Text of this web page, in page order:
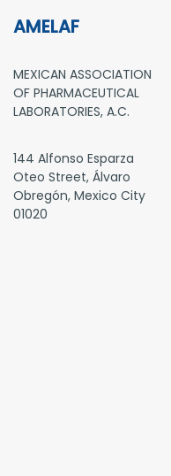
AMELAF
MEXICAN ASSOCIATION
OF PHARMACEUTICAL
LABORATORIES, A.C.
144 Alfonso Esparza
Oteo Street, Álvaro
Obregón, Mexico City
01020